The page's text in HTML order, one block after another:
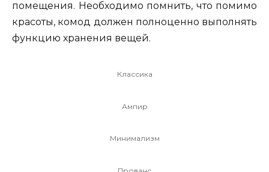
помещения. Необходимо помнить, что помимо
красоты, комод должен полноценно выполнять
функцию хранения вещей.
Классика
Ампир
Минимализм